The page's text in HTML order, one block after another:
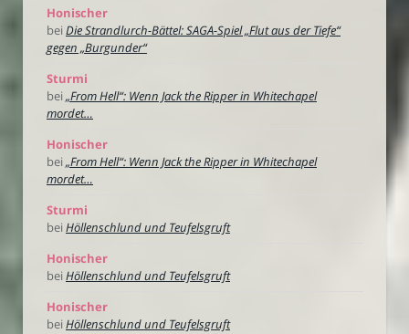
Honischer
bei Die Strandlurch-Bättel: SAGA-Spiel „Flut aus der Tiefe“
gegen „Burgunder“
Sturmi
bei „From Hell“: Wenn Jack the Ripper in Whitechapel
mordet…
Honischer
bei „From Hell“: Wenn Jack the Ripper in Whitechapel
mordet…
Sturmi
bei Höllenschlund und Teufelsgruft
Honischer
bei Höllenschlund und Teufelsgruft
Honischer
bei Höllenschlund und Teufelsgruft